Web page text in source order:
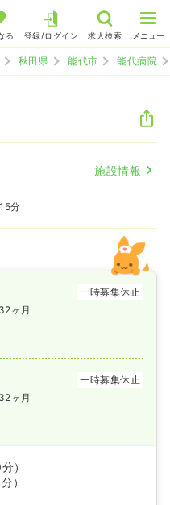
る 登録/ログイン 求人検索 メニュー
秋田県 能代市 能代病院
施設情報
分
一時募集休止
ヶ月
一時募集休止
ヶ月
）
）